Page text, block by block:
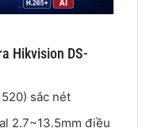
Hikvision DS-
sắc nét
2.7~13.5mm điều